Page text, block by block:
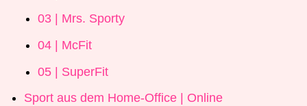
03 | Mrs. Sporty
04 | McFit
05 | SuperFit
Sport aus dem Home-Office | Online